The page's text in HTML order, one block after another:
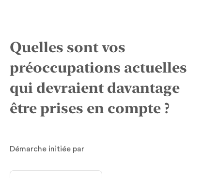
Quelles sont vos
préoccupations actuelles
qui devraient davantage
être prises en compte ?
Démarche initiée par